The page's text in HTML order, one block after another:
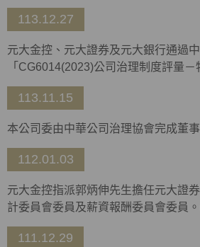
113.12.27
元大金控、元大證券及元大銀行通過
「 CG6014(2023)公司治理制度評量－
113.11.15
本公司委由中華公司治理協會完成董
112.01.03
元大金控指派郭炳伸先生擔任元大證
計委員會委員及薪資報酬委員會委員
111.12.29